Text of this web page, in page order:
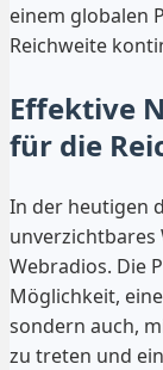
einem globalen
Reichweite
Effektive
für die
In der heutigen
Webradios. Die
Möglichkeit,
sondern auch,
zu treten und